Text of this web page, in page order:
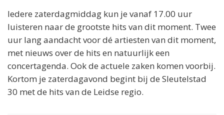
Iedere zaterdagmiddag kun je vanaf 17.00 uur
luisteren naar de grootste hits van dit moment. Twee
uur lang aandacht voor dé artiesten van dit moment,
met nieuws over de hits en natuurlijk een
concertagenda. Ook de actuele zaken komen voorbij.
Kortom je zaterdagavond begint bij de Sleutelstad
30 met de hits van de Leidse regio.